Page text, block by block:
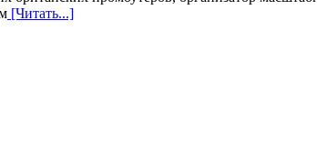
[Читать...]